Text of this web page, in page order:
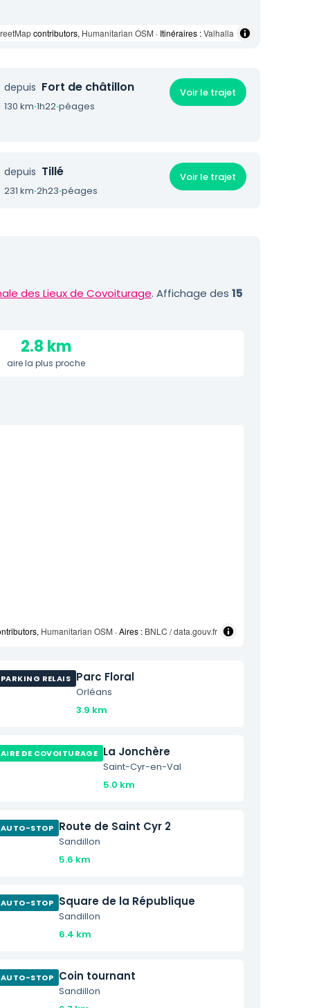
contributors, Humanitarian OSM · Itinéraires :Valhalla
depuis Fort de châtillon
130 km·1h22·péages
Voir le trajet
depuis Tillé
231 km·2h23·péages
Voir le trajet
des Lieux de Covoiturage. Affichage des 15
2.8 km
aire la plus proche
Humanitarian OSM · Aires : BNLC / data.gouv.fr
PARKING RELAIS Parc Floral
Orléans
3.9 km
AIRE DE COVOITURAGE La Jonchère
Saint-Cyr-en-Val
5.0 km
AUTO-STOP Route de Saint Cyr 2
Sandillon
5.6 km
AUTO-STOP Square de la République
Sandillon
6.4 km
AUTO-STOP Coin tournant
Sandillon